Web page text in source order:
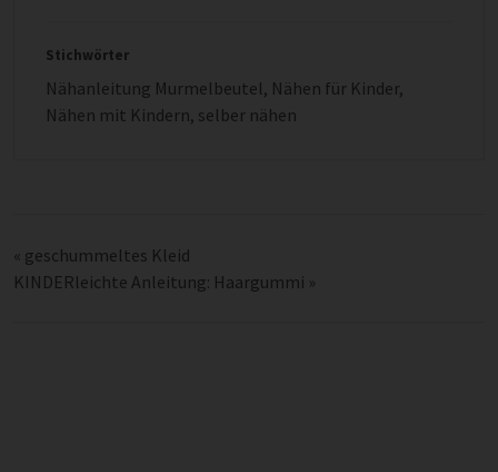
Stichwörter
Nähanleitung Murmelbeutel, Nähen für Kinder,
Nähen mit Kindern, selber nähen
« geschummeltes Kleid
KINDERleichte Anleitung: Haargummi »